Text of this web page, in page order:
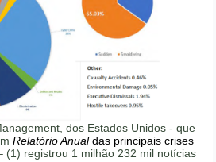
dos Estados Unidos - que
Relatório Anualdas principais crises
(1) registrou 1 milhão 232 mil notícias